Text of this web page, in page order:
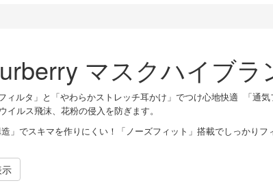
マスクハイブラ
ィルタ」と「やわらかストレッチ耳かけ」でつけ心地快適 「通
ルス飛沫、花粉の侵入を防ぎます。
」でスキマを作りにくい！「ノーズフィット」搭載でしっかりフ